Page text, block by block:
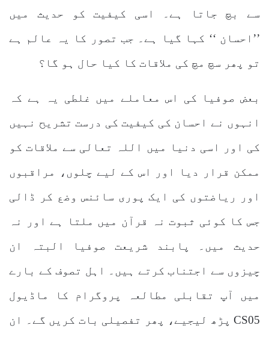
سے بچ جاتا ہے۔ اسی کیفیت کو حدیث میں
’’احسان ‘‘ کہا گیا ہے۔ جب تصور کا یہ عالم ہے
تو پھر سچ مچ کی ملاقات کا کیا حال ہو گا؟
بعض صوفیا کی اس معاملے میں غلطی یہ ہے کہ
انہوں نے احسان کی کیفیت کی درست تشریح نہیں
کی اور اسی دنیا میں اللہ تعالی سے ملاقات کو
ممکن قرار دیا اور اس کے لیے چلوں، مراقبوں
اور ریاضتوں کی ایک پوری سائنس وضع کر ڈالی
جس کا کوئی ثبوت نہ قرآن میں ملتا ہے اور نہ
حدیث میں۔ پابند شریعت صوفیا البتہ ان
چیزوں سے اجتناب کرتے ہیں۔ اہل تصوف کے بارے
میں آپ تقابلی مطالعہ پروگرام کا ماڈیول
CS05 پڑھ لیجیے، پھر تفصیلی بات کریں گے۔ ان